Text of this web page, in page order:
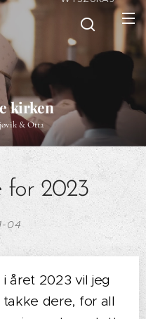
kirken
& Otta
for 2023
04
året 2023 vil jeg
dere, for all